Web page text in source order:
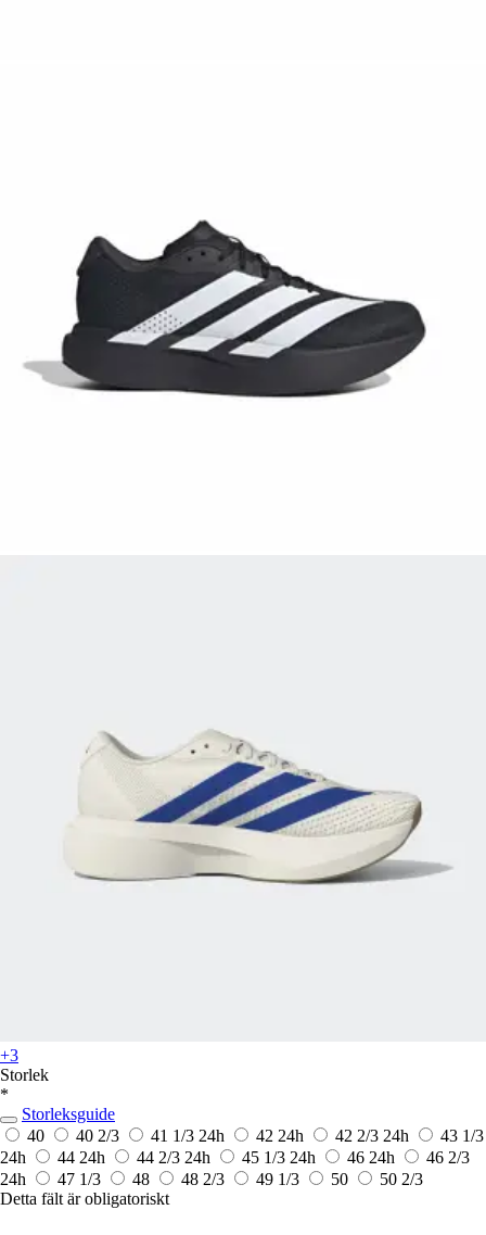
+3
Storlek
*
Storleksguide
40
40 2/3 41 1/3 24h 42 24h 42 2/3 24h
43 1/3
24h
44 24h 44 2/3 24h 45 1/3 24h 46 24h
46 2/3
24h
47 1/3 48 48 2/3 49 1/3 50
50 2/3
Detta fält är obligatoriskt